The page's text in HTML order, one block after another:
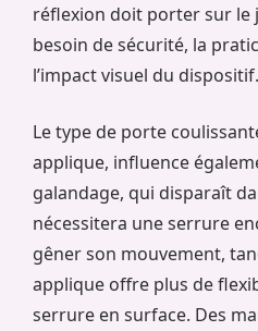
réflexion doit porter sur le
besoin de sécurité, la
l’impact visuel du dispositif.
Le type de porte
applique, influence
galandage, qui disparaît
nécessitera une serrure
gêner son mouvement,
applique offre plus de
serrure en surface. Des